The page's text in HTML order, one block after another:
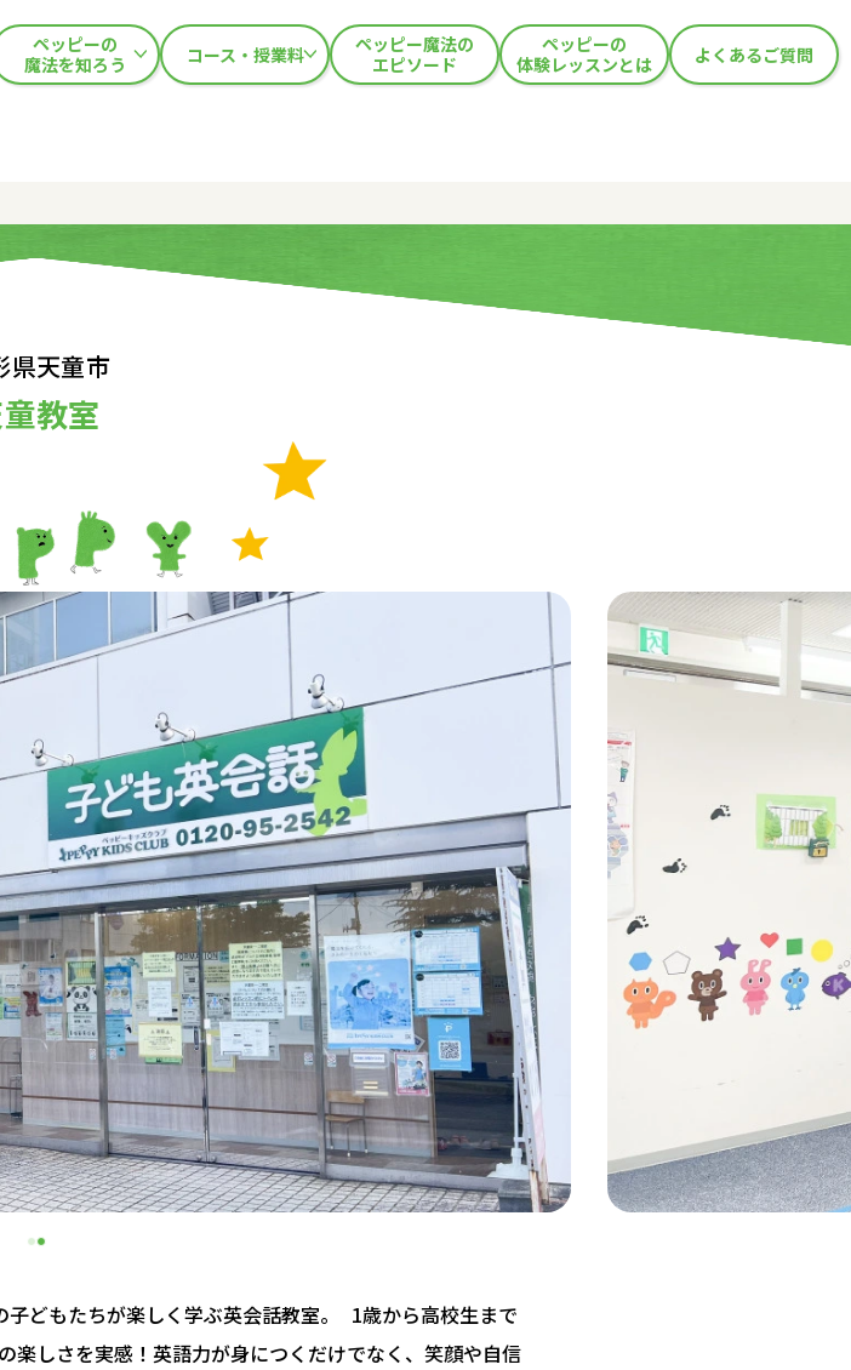
ペッピーの
魔法を知ろう
コース・授業料
ペッピー魔法の
エピソード
ペッピーの
体験レッスンとは
よくあるご質問
県天童市
教室
どもたちが楽しく学ぶ英会話教室。 1歳から高校生まで
楽しさを実感！英語力が身につくだけでなく、笑顔や自信